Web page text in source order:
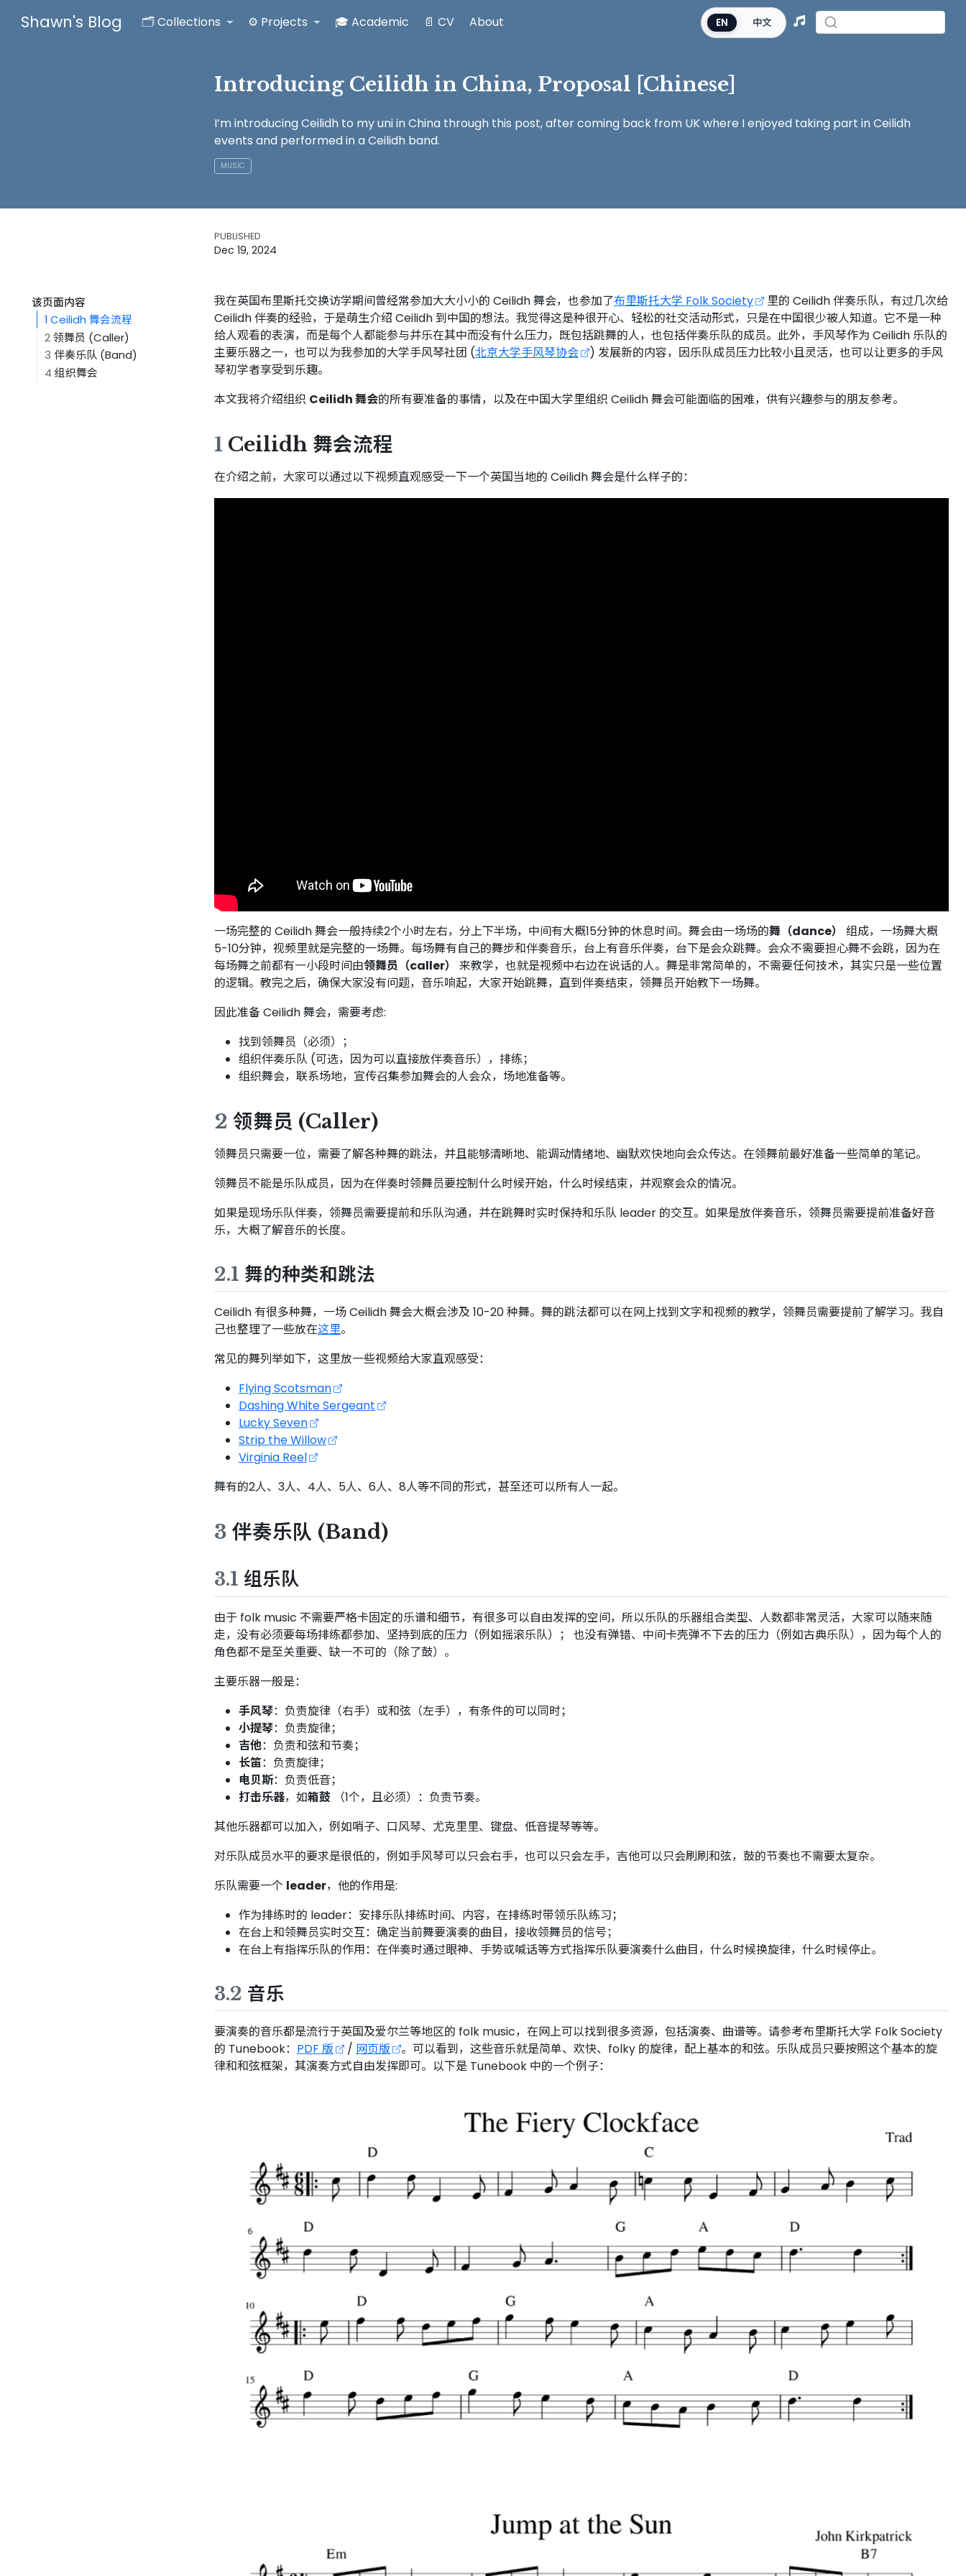
Shawn's Blog 🗂️ Collections ⚙️ Projects 🎓 Academic 📄 CV About EN 中文
Introducing Ceilidh in China, Proposal [Chinese]
I’m introducing Ceilidh to my uni in China through this post, after coming back from UK where I enjoyed taking part in Ceilidh
events and performed in a Ceilidh band.
MUSIC
PUBLISHED
Dec 19, 2024
该页面内容
1 Ceilidh 舞会流程
2领舞员 (Caller)
3 伴奏乐队 (Band)
4 组织舞会
我在英国布里斯托交换访学期间曾经常参加大大小小的 Ceilidh 舞会，也参加了布里斯托大学 Folk Society
里的 Ceilidh 伴奏乐队，有过几次给
Ceilidh 伴奏的经验，于是萌生介绍 Ceilidh 到中国的想法。我觉得这是种很开心、轻松的社交活动形式，只是在中国很少被人知道。它不是一种
给人观看的表演，而是每个人都能参与并乐在其中而没有什么压力，既包括跳舞的人，也包括伴奏乐队的成员。此外，手风琴作为 Ceilidh 乐队的
主要乐器之一，也可以为我参加的大学手风琴社团 (北京大学手风琴协会
) 发展新的内容，因乐队成员压力比较小且灵活，也可以让更多的手风
琴初学者享受到乐趣。
本文我将介绍组织 Ceilidh 舞会的所有要准备的事情，以及在中国大学里组织 Ceilidh 舞会可能面临的困难，供有兴趣参与的朋友参考。
1 Ceilidh 舞会流程
在介绍之前，大家可以通过以下视频直观感受一下一个英国当地的 Ceilidh 舞会是什么样子的：
一场完整的 Ceilidh 舞会一般持续2个小时左右，分上下半场，中间有大概15分钟的休息时间。舞会由一场场的舞（dance）
组成，一场舞大概
5-10分钟，视频里就是完整的一场舞。每场舞有自己的舞步和伴奏音乐，台上有音乐伴奏，台下是会众跳舞。会众不需要担心舞不会跳，因为在
每场舞之前都有一小段时间由领舞员（caller）
来教学，也就是视频中右边在说话的人。舞是非常简单的，不需要任何技术，其实只是一些位置
的逻辑。教完之后，确保大家没有问题，音乐响起，大家开始跳舞，直到伴奏结束，领舞员开始教下一场舞。
因此准备 Ceilidh 舞会，需要考虑:
找到领舞员（必须）；
组织伴奏乐队 (可选，因为可以直接放伴奏音乐），排练；
组织舞会，联系场地，宣传召集参加舞会的人会众，场地准备等。
2 领舞员 (Caller)
领舞员只需要一位，需要了解各种舞的跳法，并且能够清晰地、能调动情绪地、幽默欢快地向会众传达。在领舞前最好准备一些简单的笔记。
领舞员不能是乐队成员，因为在伴奏时领舞员要控制什么时候开始，什么时候结束，并观察会众的情况。
如果是现场乐队伴奏，领舞员需要提前和乐队沟通，并在跳舞时实时保持和乐队 leader 的交互。如果是放伴奏音乐，领舞员需要提前准备好音
乐，大概了解音乐的长度。
2.1 舞的种类和跳法
Ceilidh 有很多种舞，一场 Ceilidh 舞会大概会涉及 10-20 种舞。舞的跳法都可以在网上找到文字和视频的教学，领舞员需要提前了解学习。我自
己也整理了一些放在这里。
常见的舞列举如下，这里放一些视频给大家直观感受：
Flying Scotsman
Dashing White Sergeant
Lucky Seven
Strip the Willow
Virginia Reel
舞有的2人、3人、4人、5人、6人、8人等不同的形式，甚至还可以所有人一起。
3 伴奏乐队 (Band)
3.1 组乐队
由于 folk music 不需要严格卡固定的乐谱和细节，有很多可以自由发挥的空间，所以乐队的乐器组合类型、人数都非常灵活，大家可以随来随
走，没有必须要每场排练都参加、坚持到底的压力（例如摇滚乐队）； 也没有弹错、中间卡壳弹不下去的压力（例如古典乐队），因为每个人的
角色都不是至关重要、缺一不可的（除了鼓）。
主要乐器一般是：
手风琴：负责旋律（右手）或和弦（左手），有条件的可以同时；
小提琴：负责旋律；
吉他：负责和弦和节奏；
长笛：负责旋律；
电贝斯：负责低音；
打击乐器，如箱鼓 （1个，且必须）：负责节奏。
其他乐器都可以加入，例如哨子、口风琴、尤克里里、键盘、低音提琴等等。
对乐队成员水平的要求是很低的，例如手风琴可以只会右手，也可以只会左手，吉他可以只会刷刷和弦，鼓的节奏也不需要太复杂。
乐队需要一个 leader，他的作用是:
作为排练时的 leader：安排乐队排练时间、内容，在排练时带领乐队练习；
在台上和领舞员实时交互：确定当前舞要演奏的曲目，接收领舞员的信号；
在台上有指挥乐队的作用：在伴奏时通过眼神、手势或喊话等方式指挥乐队要演奏什么曲目，什么时候换旋律，什么时候停止。
3.2 音乐
要演奏的音乐都是流行于英国及爱尔兰等地区的 folk music，在网上可以找到很多资源，包括演奏、曲谱等。请参考布里斯托大学 Folk Society
的 Tunebook： PDF 版 / 网页版
。可以看到，这些音乐就是简单、欢快、folky 的旋律，配上基本的和弦。乐队成员只要按照这个基本的旋
律和和弦框架，其演奏方式自由发挥即可。以下是 Tunebook 中的一个例子：